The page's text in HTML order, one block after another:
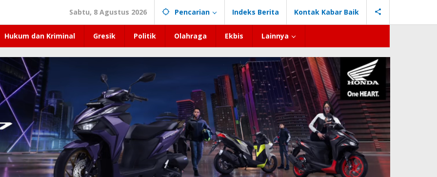
Sabtu, 8 Agustus 2026 Pencarian Indeks Berita Kontak Kabar Baik
Hukum dan Kriminal Gresik Politik Olahraga Ekbis Lainnya